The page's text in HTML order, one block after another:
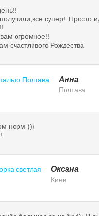
супер!! Просто
огромное!!
счастливого Рождества
Анна
Полтава
норм )))
Оксана
Киев